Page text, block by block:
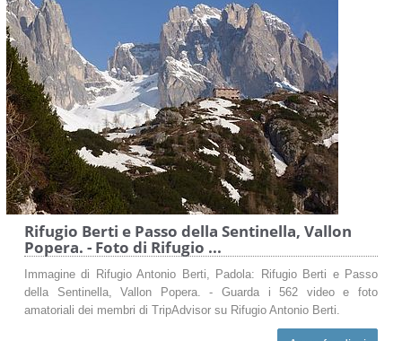
Rifugio Berti e Passo della Sentinella, Vallon
Popera. - Foto di Rifugio ...
Immagine di Rifugio Antonio Berti, Padola: Rifugio Berti e Passo
della Sentinella, Vallon Popera. - Guarda i 562 video e foto
amatoriali dei membri di TripAdvisor su Rifugio Antonio Berti.